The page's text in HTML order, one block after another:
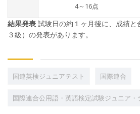
4～16点
結果発表 試験日の約１ヶ月後に、成績と
３級）の発表があります。
国連英検ジュニアテスト 国際連合
国際連合公用語・英語検定試験ジュニア・